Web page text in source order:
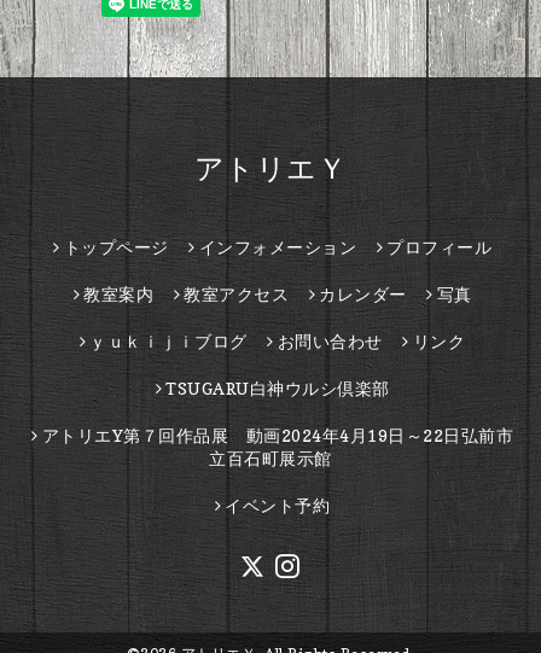
アトリエＹ
トップページ インフォメーション プロフィール
教室案内 教室アクセス カレンダー 写真
ｙｕｋｉｊｉブログ お問い合わせ リンク
TSUGARU白神ウルシ倶楽部
アトリエY第７回作品展 動画2024年4月19日～22日弘前市
立百石町展示館
イベント予約